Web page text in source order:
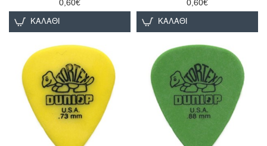
ΚΑΛΆΘΙ ΚΑΛΆΘΙ